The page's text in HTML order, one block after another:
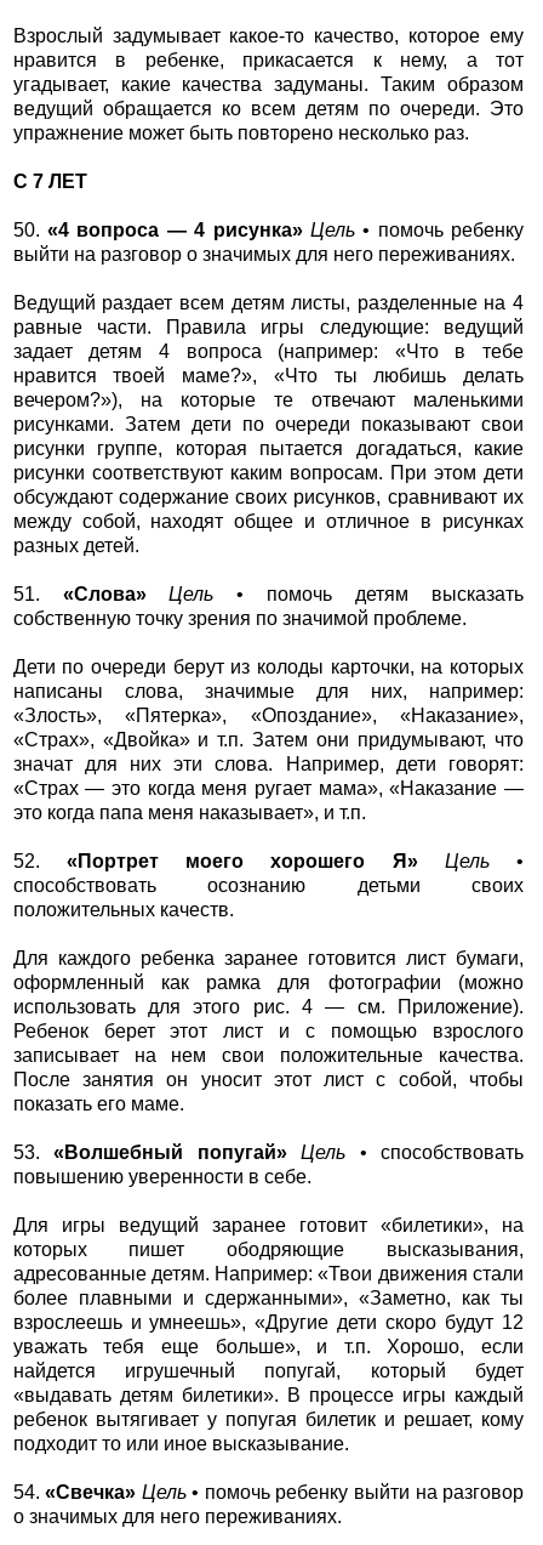
Взрослый задумывает какое-то качество, которое ему
нравится в ребенке, прикасается к нему, а тот
угадывает, какие качества задуманы. Таким образом
ведущий обращается ко всем детям по очереди. Это
упражнение может быть повторено несколько раз.
С 7 ЛЕТ
50. «4 вопроса — 4 рисунка» Цель• помочь ребенку
выйти на разговор о значимых для него переживаниях.
Ведущий раздает всем детям листы, разделенные на 4
равные части. Правила игры следующие: ведущий
задает детям 4 вопроса (например: «Что в тебе
нравится твоей маме?», «Что ты любишь делать
вечером?»), на которые те отвечают маленькими
рисунками. Затем дети по очереди показывают свои
рисунки группе, которая пытается догадаться, какие
рисунки соответствуют каким вопросам. При этом дети
обсуждают содержание своих рисунков, сравнивают их
между собой, находят общее и отличное в рисунках
разных детей.
51. «Слова» Цель • помочь детям высказать
собственную точку зрения по значимой проблеме.
Дети по очереди берут из колоды карточки, на которых
написаны слова, значимые для них, например:
«Злость», «Пятерка», «Опоздание», «Наказание»,
«Страх», «Двойка» и т.п. Затем они придумывают, что
значат для них эти слова. Например, дети говорят:
«Страх — это когда меня ругает мама», «Наказание —
это когда папа меня наказывает», и т.п.
52. «Портрет моего хорошего Я» Цель•
способствовать осознанию детьми своих
положительных качеств.
Для каждого ребенка заранее готовится лист бумаги,
оформленный как рамка для фотографии (можно
использовать для этого рис. 4 — см. Приложение).
Ребенок берет этот лист и с помощью взрослого
записывает на нем свои положительные качества.
После занятия он уносит этот лист с собой, чтобы
показать его маме.
53.«Волшебный попугай» Цель • способствовать
повышению уверенности в себе.
Для игры ведущий заранее готовит «билетики», на
которых пишет ободряющие высказывания,
адресованные детям. Например: «Твои движения стали
более плавными и сдержанными», «Заметно, как ты
взрослеешь и умнеешь», «Другие дети скоро будут 12
уважать тебя еще больше», и т.п. Хорошо, если
найдется игрушечный попугай, который будет
«выдавать детям билетики». В процессе игры каждый
ребенок вытягивает у попугая билетик и решает, кому
подходит то или иное высказывание.
54.«Свечка» Цель• помочь ребенку выйти на разговор
о значимых для него переживаниях.